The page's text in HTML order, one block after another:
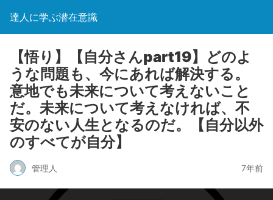
達人に学ぶ潜在意識
【悟り】【自分さんpart19】どのよ
うな問題も、今にあれば解決する。
意地でも未来について考えないこと
だ。未来について考えなければ、不
安のない人生となるのだ。【自分以外
のすべてが自分】
管理人 7年前